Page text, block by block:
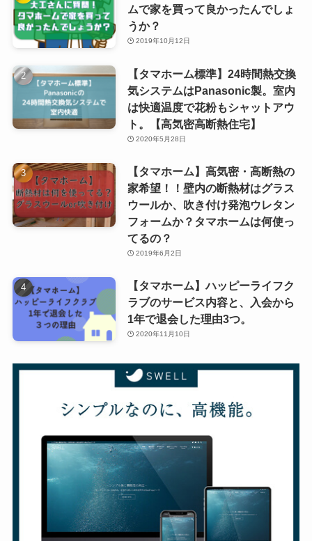
ムで家を買って良かったんでしょ
うか？
2019年10月12日
【タマホーム標準】24時間熱交換
気システムはPanasonic製。室内
は快適温度で花粉もシャットアウ
ト。【高気密高断熱住宅】
2020年5月28日
【タマホーム】高気密・高断熱の
家希望！！壁内の断熱材はグラス
ウールか、吹き付け発泡ウレタン
フォームか？タマホームは何使っ
てるの？
2019年6月2日
【タマホーム】ハッピーライフク
ラブのサービス内容と、入会から
1年で退会した理由3つ。
2020年11月10日